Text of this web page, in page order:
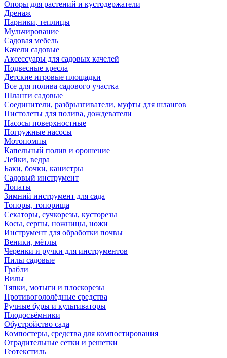
Опоры для растений и кустодержатели
Дренаж
Парники, теплицы
Мульчирование
Садовая мебель
Качели садовые
Аксессуары для садовых качелей
Подвесные кресла
Детские игровые площадки
Все для полива садового участка
Шланги садовые
Соединители, разбрызгиватели, муфты для шлангов
Пистолеты для полива, дождеватели
Насосы поверхностные
Погружные насосы
Мотопомпы
Капельный полив и орошение
Лейки, ведра
Баки, бочки, канистры
Садовый инструмент
Лопаты
Зимний инструмент для сада
Топоры, топорища
Секаторы, сучкорезы, кусторезы
Косы, серпы, ножницы, ножи
Инструмент для обработки почвы
Веники, мётлы
Черенки и ручки для инструментов
Пилы садовые
Грабли
Вилы
Тяпки, мотыги и плоскорезы
Противогололёдные средства
Ручные буры и культиваторы
Плодосъёмники
Обустройство сада
Компостеры, средства для компостирования
Оградительные сетки и решетки
Геотекстиль